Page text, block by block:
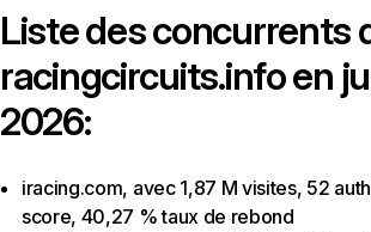
Liste des concurrents
racingcircuits.info en
2026:
iracing.com, avec 1,87 M visites, 52
score, 40,27 % taux de rebond